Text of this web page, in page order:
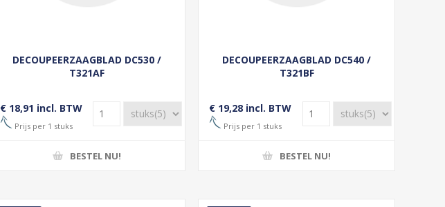
DECOUPEERZAAGBLAD DC530 /
T321AF
€ 18,91 incl. BTW
Prijs per 1 stuks
BESTEL NU!
DECOUPEERZAAGBLAD DC540 /
T321BF
€ 19,28 incl. BTW
Prijs per 1 stuks
BESTEL NU!